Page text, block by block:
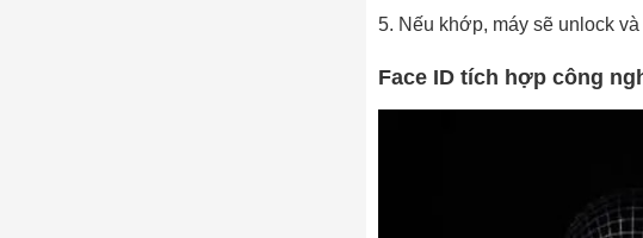
5. Nếu khớp, máy sẽ unlock
Face ID tích hợp công